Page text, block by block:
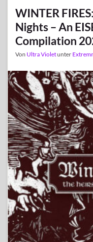
WINTER
Nights – An
Compilation
Von Ultra Violetunter